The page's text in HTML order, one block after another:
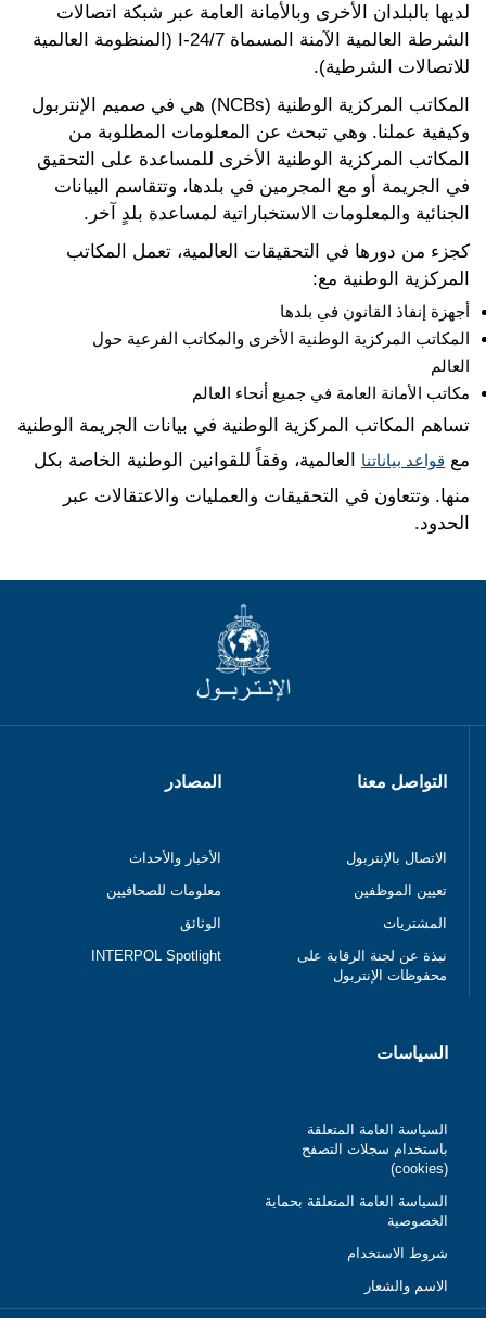
لديها بالبلدان الأخرى وبالأمانة العامة عبر شبكة اتصالات
الشرطة العالمية الآمنة المسماة I-24/7 (المنظومة العالمية
للاتصالات الشرطية).
المكاتب المركزية الوطنية (NCBs) هي في صميم الإنتربول
وكيفية عملنا. وهي تبحث عن المعلومات المطلوبة من
المكاتب المركزية الوطنية الأخرى للمساعدة على التحقيق
في الجريمة أو مع المجرمين في بلدها، وتتقاسم البيانات
الجنائية والمعلومات الاستخباراتية لمساعدة بلدٍ آخر.
كجزء من دورها في التحقيقات العالمية، تعمل المكاتب
المركزية الوطنية مع:
أجهزة إنفاذ القانون في بلدها
المكاتب المركزية الوطنية الأخرى والمكاتب الفرعية حول
العالم
مكاتب الأمانة العامة في جميع أنحاء العالم
تساهم المكاتب المركزية الوطنية في بيانات الجريمة الوطنية
مع قواعد بياناتنا
العالمية، وفقاً للقوانين الوطنية الخاصة بكل
منها. وتتعاون في التحقيقات والعمليات والاعتقالات عبر
الحدود.
التواصل معنا
الاتصال بالإنتربول
تعيين الموظفين
المشتريات
نبذة عن لجنة الرقابة على
محفوظات الإنتربول
المصادر
الأخبار والأحداث
معلومات للصحافيين
الوثائق
INTERPOL Spotlight
السياسات
السياسة العامة المتعلقة
باستخدام سجلات التصفح
(cookies)
السياسة العامة المتعلقة بحماية
الخصوصية
شروط الاستخدام
الاسم والشعار